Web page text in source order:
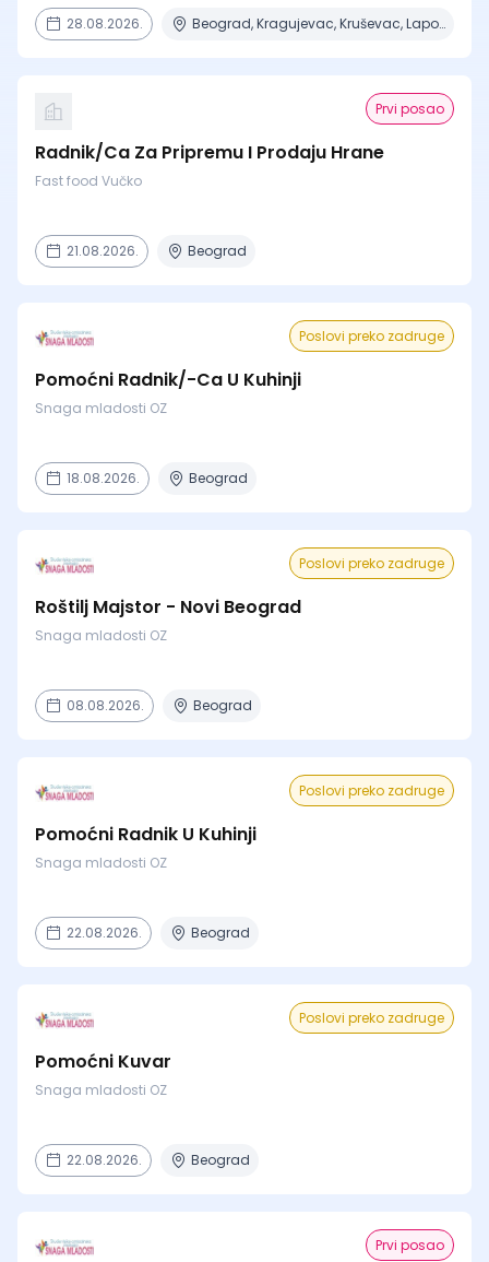
28.08.2026. Beograd, Kragujevac, Kruševac, Lapovo, Niš + 4 mesta
Prvi posao
Radnik/Ca Za Pripremu I Prodaju Hrane
Fast food Vučko
21.08.2026. Beograd
Poslovi preko zadruge
Pomoćni Radnik/-Ca U Kuhinji
Snaga mladosti OZ
18.08.2026. Beograd
Poslovi preko zadruge
Roštilj Majstor - Novi Beograd
Snaga mladosti OZ
08.08.2026. Beograd
Poslovi preko zadruge
Pomoćni Radnik U Kuhinji
Snaga mladosti OZ
22.08.2026. Beograd
Poslovi preko zadruge
Pomoćni Kuvar
Snaga mladosti OZ
22.08.2026. Beograd
Prvi posao